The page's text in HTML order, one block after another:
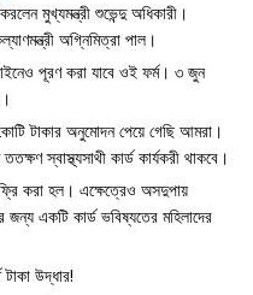
মুখ্যমন্ত্রী শুভেন্দু অধিকারী।
অগ্নিমিত্রা পাল।
পূরণ করা যাবে ওই ফর্ম। ৩ জুন
টাকার অনুমোদন পেয়ে গেছি আমরা।
স্বাস্থ্যসাথী কার্ড কার্যকরী থাকবে।
করা হল। এক্ষেত্রেও অসদুপায়
একটি কার্ড ভবিষ্যতের মহিলাদের
উদ্ধার!